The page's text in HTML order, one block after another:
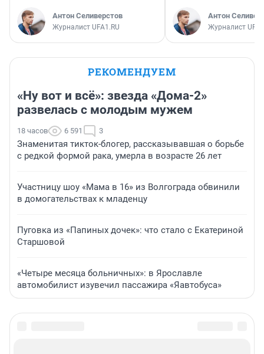
Антон Селиверстов
Журналист UFA1.RU
Антон
Журналист
РЕКОМЕНДУЕМ
«Ну вот и всё»: звезда «Дома-2»
развелась с молодым мужем
18 часов 6 591 3
Знаменитая тикток-блогер, рассказывавшая о борьбе
с редкой формой рака, умерла в возрасте 26 лет
Участницу шоу «Мама в 16» из Волгограда обвинили
в домогательствах к младенцу
Пуговка из «Папиных дочек»: что стало с Екатериной
Старшовой
«Четыре месяца больничных»: в Ярославле
автомобилист изувечил пассажира «Яавтобуса»